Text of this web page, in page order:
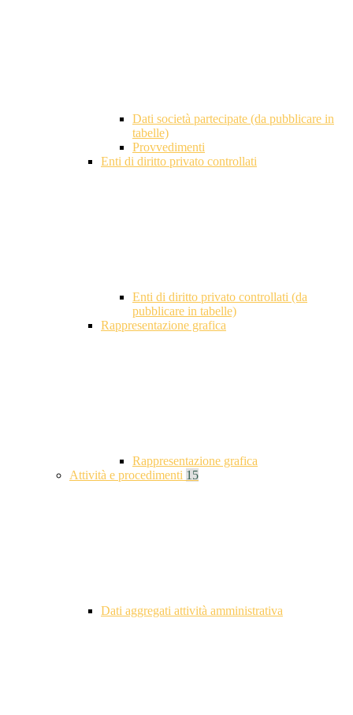
Dati società partecipate (da pubblicare in
tabelle)
Provvedimenti
Enti di diritto privato controllati
Enti di diritto privato controllati (da
pubblicare in tabelle)
Rappresentazione grafica
Rappresentazione grafica
Attività e procedimenti 15
Dati aggregati attività amministrativa